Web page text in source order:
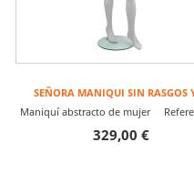
SEÑORA MANIQUI SIN RASGOS
Maniquí abstracto de mujer
329,00 €